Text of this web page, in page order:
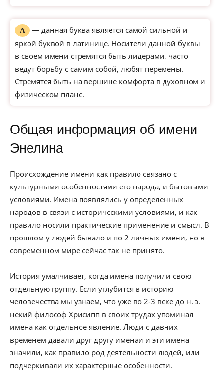
А
— данная буква является самой сильной и
яркой буквой в латинице. Носители данной буквы
в своем имени стремятся быть лидерами, часто
ведут борьбу с самим собой, любят перемены.
Стремятся быть на вершине комфорта в духовном и
физическом плане.
Общая информация об имени
Энелина
Происхождение имени как правило связано с
культурными особенностями его народа, и бытовыми
условиями. Имена появлялись у определенных
народов в связи с историческими условиями, и как
правило носили практические применение и смысл. В
прошлом у людей бывало и по 2 личных имени, но в
современном мире сейчас так не принято.
История умалчивает, когда имена получили свою
отдельную группу. Если углубится в историю
человечества мы узнаем, что уже во 2-3 веке до н. э.
некий философ Хрисипп в своих трудах упоминал
имена как отдельное явление. Люди с давних
временем давали друг другу именаи и эти имена
значили, как правило род деятельности людей, или
подчеркивали их характерные особенности.